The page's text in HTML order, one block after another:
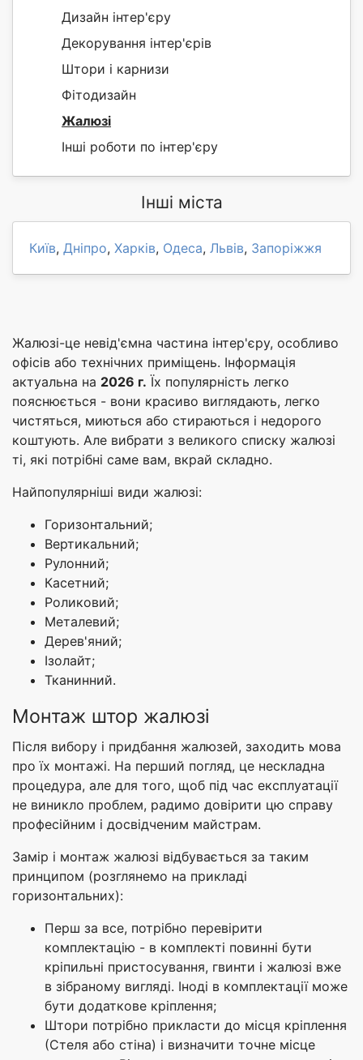
Дизайн інтер'єру
Декорування інтер'єрів
Штори і карнизи
Фітодизайн
Жалюзі
Інші роботи по інтер'єру
Інші міста
Київ, Дніпро, Харків, Одеса, Львів, Запоріжжя
Жалюзі-це невід'ємна частина інтер'єру, особливо
офісів або технічних приміщень. Інформація
актуальна на 2026 г. Їх популярність легко
пояснюється - вони красиво виглядають, легко
чистяться, миються або стираються і недорого
коштують. Але вибрати з великого списку жалюзі
ті, які потрібні саме вам, вкрай складно.
Найпопулярніші види жалюзі:
Горизонтальний;
Вертикальний;
Рулонний;
Касетний;
Роликовий;
Металевий;
Дерев'яний;
Ізолайт;
Тканинний.
Монтаж штор жалюзі
Після вибору і придбання жалюзей, заходить мова
про їх монтажі. На перший погляд, це нескладна
процедура, але для того, щоб під час експлуатації
не виникло проблем, радимо довірити цю справу
професійним і досвідченим майстрам.
Замір і монтаж жалюзі відбувається за таким
принципом (розглянемо на прикладі
горизонтальних):
Перш за все, потрібно перевірити
комплектацію - в комплекті повинні бути
кріпильні пристосування, гвинти і жалюзі вже
в зібраному вигляді. Іноді в комплектації може
бути додаткове кріплення;
Штори потрібно прикласти до місця кріплення
(Стеля або стіна) і визначити точне місце